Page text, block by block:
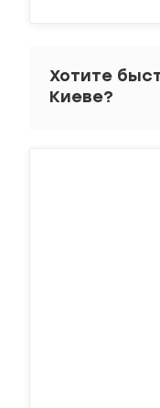
Хотите
Киеве?